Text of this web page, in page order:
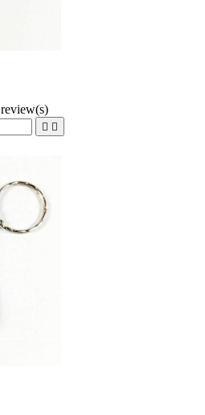
review(s)
 